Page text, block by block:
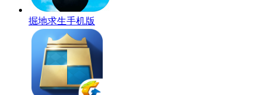
掘地求生手机版